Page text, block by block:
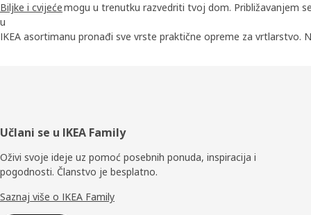
Biljke i cvijećemogu u trenutku razvedriti tvoj dom. Približavanjem
u
IKEA asortimanu pronađi sve vrste praktične opreme za
Podnožje
Učlani se u IKEA Family
Oživi svoje ideje uz pomoć posebnih ponuda, inspiracija i
pogodnosti. Članstvo je besplatno.
Saznaj više o IKEA Family